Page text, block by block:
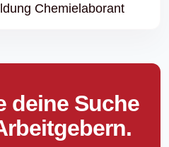
Chemielaborant
deine Suche